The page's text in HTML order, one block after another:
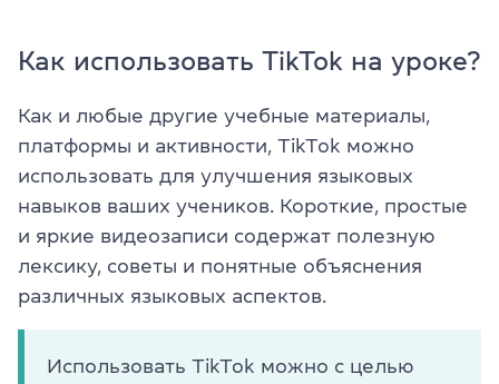
Как использовать TikTok на уроке?
Как и любые другие учебные материалы,
платформы и активности, TikTok можно
использовать для улучшения языковых
навыков ваших учеников. Короткие, простые
и яркие видеозаписи содержат полезную
лексику, советы и понятные объяснения
различных языковых аспектов.
Использовать TikTok можно с целью